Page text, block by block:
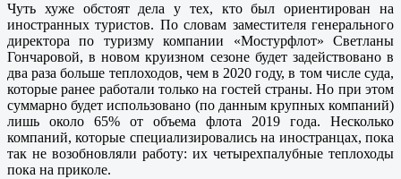
Чуть хуже обстоят дела у тех, кто был ориентирован на
иностранных туристов. По словам заместителя генерального
директора по туризму компании «Мостурфлот» Светланы
Гончаровой, в новом круизном сезоне будет задействовано в
два раза больше теплоходов, чем в 2020 году, в том числе суда,
которые ранее работали только на гостей страны. Но при этом
суммарно будет использовано (по данным крупных компаний)
лишь около 65% от объема флота 2019 года. Несколько
компаний, которые специализировались на иностранцах, пока
так не возобновляли работу: их четырехпалубные теплоходы
пока на приколе.